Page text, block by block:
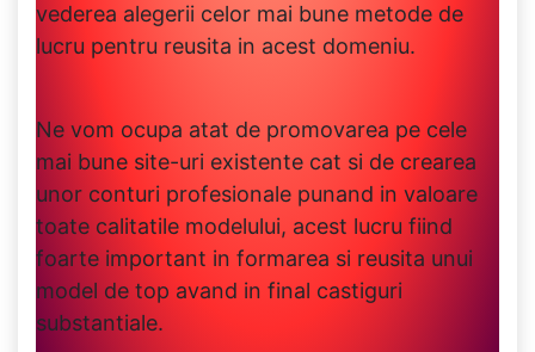
vederea alegerii celor mai bune metode de
lucru pentru reusita in acest domeniu.
Ne vom ocupa atat de promovarea pe cele
mai bune site-uri existente cat si de crearea
unor conturi profesionale punand in valoare
toate calitatile modelului, acest lucru fiind
foarte important in formarea si reusita unui
model de top avand in final castiguri
substantiale.